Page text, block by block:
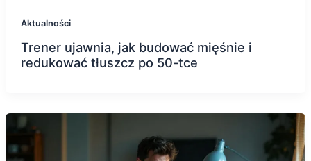
Aktualności
Trener ujawnia, jak budować mięśnie i
redukować tłuszcz po 50-tce